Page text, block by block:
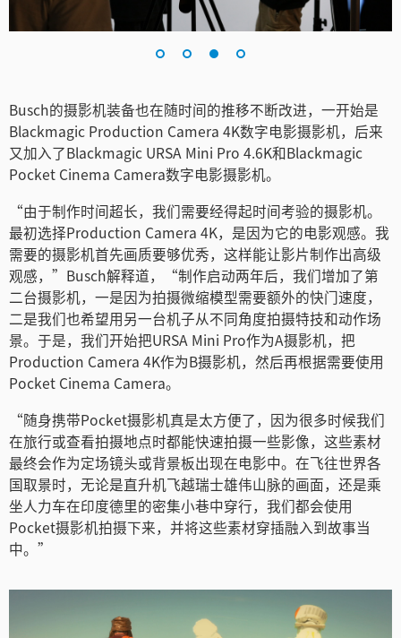
Busch的摄影机装备也在随时间的推移不断改进，一开始是
Blackmagic Production Camera 4K数字电影摄影机，后来
又加入了Blackmagic URSA Mini Pro 4.6K和Blackmagic
Pocket Cinema Camera数字电影摄影机。
“由于制作时间超长，我们需要经得起时间考验的摄影机。
最初选择Production Camera 4K，是因为它的电影观感。我
需要的摄影机首先画质要够优秀，这样能让影片制作出高级
观感，”Busch解释道，“制作启动两年后，我们增加了第
二台摄影机，一是因为拍摄微缩模型需要额外的快门速度，
二是我们也希望用另一台机子从不同角度拍摄特技和动作场
景。于是，我们开始把URSA Mini Pro作为A摄影机，把
Production Camera 4K作为B摄影机，然后再根据需要使用
Pocket Cinema Camera。
“随身携带Pocket摄影机真是太方便了，因为很多时候我们
在旅行或查看拍摄地点时都能快速拍摄一些影像，这些素材
最终会作为定场镜头或背景板出现在电影中。在飞往世界各
国取景时，无论是直升机飞越瑞士雄伟山脉的画面，还是乘
坐人力车在印度德里的密集小巷中穿行，我们都会使用
Pocket摄影机拍摄下来，并将这些素材穿插融入到故事当
中。”